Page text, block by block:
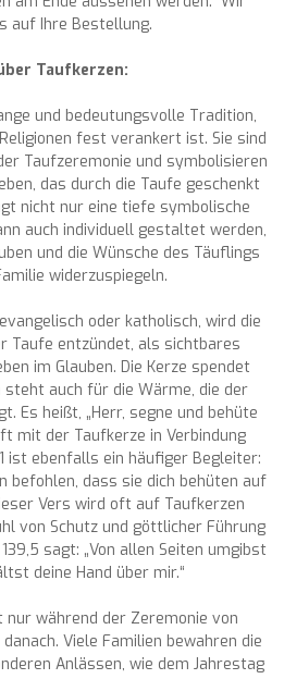
auf Ihre Bestellung.
Taufkerzen:
und bedeutungsvolle Tradition,
fest verankert ist. Sie sind
Taufzeremonie und symbolisieren
das durch die Taufe geschenkt
nicht nur eine tiefe symbolische
auch individuell gestaltet werden,
und die Wünsche des Täuflings
widerzuspiegeln.
oder katholisch, wird die
Taufe entzündet, als sichtbares
im Glauben. Die Kerze spendet
steht auch für die Wärme, die der
Es heißt, „Herr, segne und behüte
mit der Taufkerze in Verbindung
ist ebenfalls ein häufiger Begleiter:
befohlen, dass sie dich behüten auf
Vers wird oft auf Taufkerzen
von Schutz und göttlicher Führung
sagt: „Von allen Seiten umgibst
deine Hand über mir.“
nur während der Zeremonie von
Viele Familien bewahren die
Anlässen, wie dem Jahrestag